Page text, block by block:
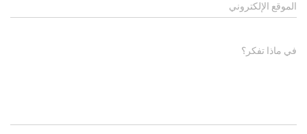
الموقع الإلكتروني
في ماذا تفكر؟